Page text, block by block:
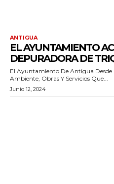
ANTIGUA
EL AYUNTAMIENTO
DEPURADORA DE
El Ayuntamiento De Antigua Desde
Ambiente, Obras Y Servicios Que...
Junio 12, 2024